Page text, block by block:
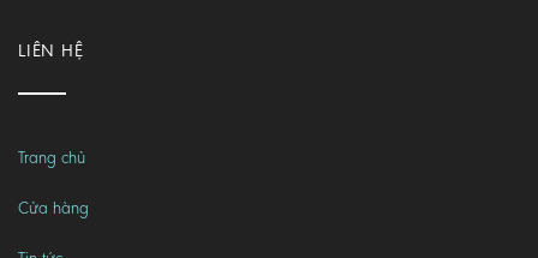
LIÊN HỆ
Trang chủ
Cửa hàng